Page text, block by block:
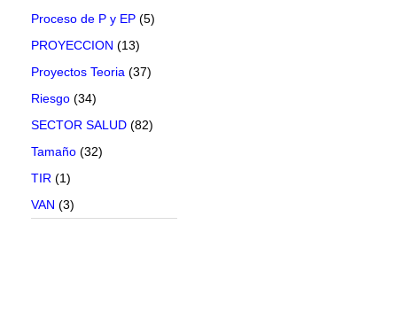
Proceso de P y EP (5)
PROYECCION (13)
Proyectos Teoria (37)
Riesgo (34)
SECTOR SALUD (82)
Tamaño (32)
TIR (1)
VAN (3)